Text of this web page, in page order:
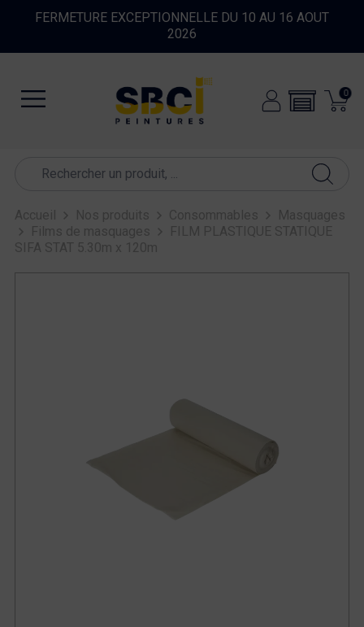
FERMETURE EXCEPTIONNELLE DU 10 AU 16 AOUT
2026
0
Accueil Nos produits Consommables
Masquages
Films de masquages
FILM PLASTIQUE STATIQUE
SIFA STAT 5.30m x 120m